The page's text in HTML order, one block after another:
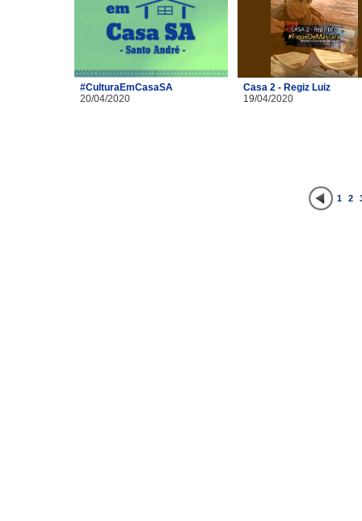
#CulturaEmCasaSA
20/04/2020
Casa 2 - Regiz Luiz
19/04/2020
1 2